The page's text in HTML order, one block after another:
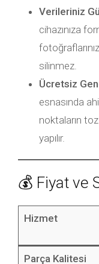
Verileriniz
cihazınıza
silinmez.
Ücretsiz
esnasında
noktaların
yapılır.
💰 Fiyat ve
Hizmet
Parça Kalitesi